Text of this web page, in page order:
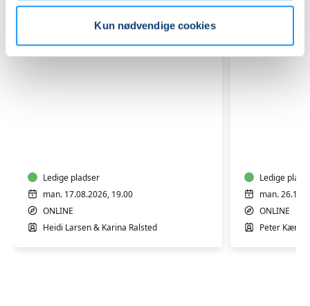
Kun nødvendige cookies
står
tæt
på
en
Ledige pladser
man. 17.08.2026, 19.00
ONLINE
Heidi Larsen & Karina Ralsted
Online
"live"
højskole
over
Ledige
man.
ONLINE
Peter Kær